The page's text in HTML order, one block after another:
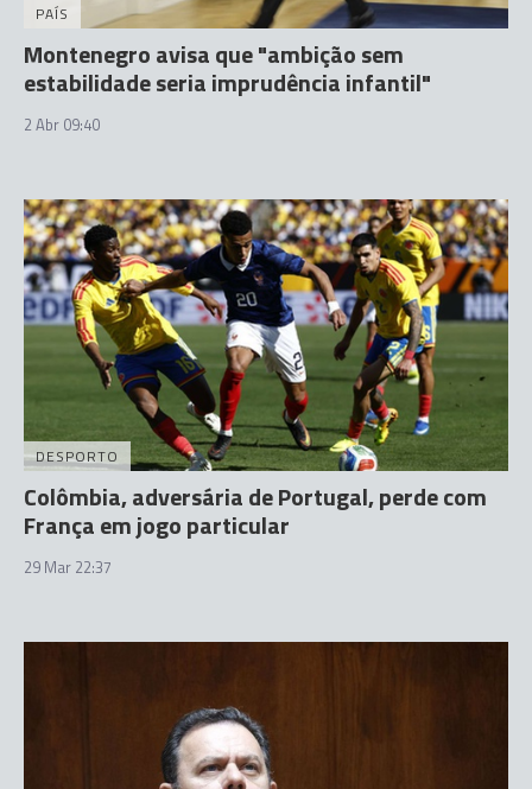
PAÍS
Montenegro avisa que "ambição sem
estabilidade seria imprudência infantil"
2 Abr 09:40
DESPORTO
Colômbia, adversária de Portugal, perde com
França em jogo particular
29 Mar 22:37